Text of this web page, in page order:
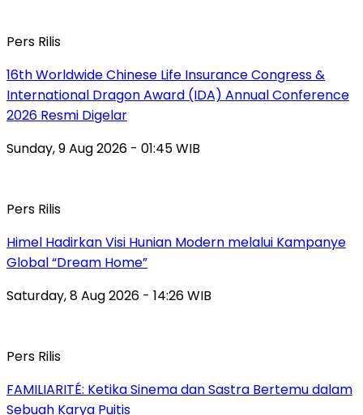
Pers Rilis
16th Worldwide Chinese Life Insurance Congress &
International Dragon Award (IDA) Annual Conference
2026 Resmi Digelar
Sunday, 9 Aug 2026 - 01:45 WIB
Pers Rilis
Himel Hadirkan Visi Hunian Modern melalui Kampanye
Global “Dream Home”
Saturday, 8 Aug 2026 - 14:26 WIB
Pers Rilis
FAMILIARITÉ: Ketika Sinema dan Sastra Bertemu dalam
Sebuah Karya Puitis